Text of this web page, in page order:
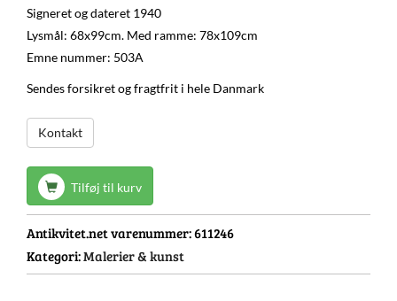
Signeret og dateret 1940
Lysmål: 68x99cm. Med ramme: 78x109cm
Emne nummer: 503A
Sendes forsikret og fragtfrit i hele Danmark
Kontakt
Tilføj til kurv
Antikvitet.net varenummer:611246
Kategori:Malerier & kunst